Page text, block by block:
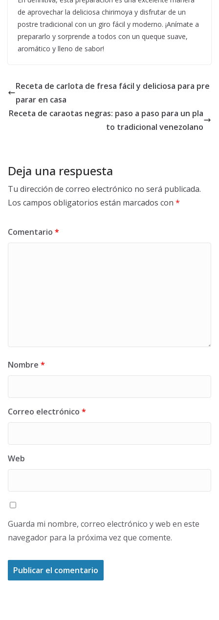
de aprovechar la deliciosa chirimoya y disfrutar de un
postre tradicional con un giro fácil y moderno. ¡Anímate a
prepararlo y sorprende a todos con un queque suave,
aromático y lleno de sabor!
Receta de carlota de fresa fácil y deliciosa para pre
parar en casa
Receta de caraotas negras: paso a paso para un pla
to tradicional venezolano
Deja una respuesta
Tu dirección de correo electrónico no será publicada.
Los campos obligatorios están marcados con *
Comentario *
Nombre *
Correo electrónico *
Web
Guarda mi nombre, correo electrónico y web en este
navegador para la próxima vez que comente.